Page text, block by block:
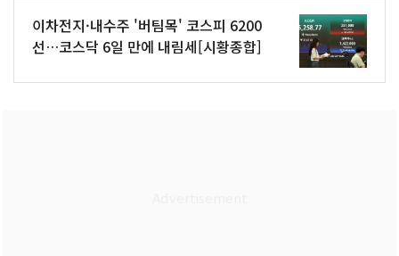
이차전지·내수주 '버팀목' 코스피 6200
선…코스닥 6일 만에 내림세[시황종합]